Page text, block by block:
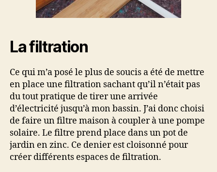
La filtration
Ce qui m’a posé le plus de soucis a été de mettre
en place une filtration sachant qu’il n’était pas
du tout pratique de tirer une arrivée
d’électricité jusqu’à mon bassin. J’ai donc choisi
de faire un filtre maison à coupler à une pompe
solaire. Le filtre prend place dans un pot de
jardin en zinc. Ce denier est cloisonné pour
créer différents espaces de filtration.